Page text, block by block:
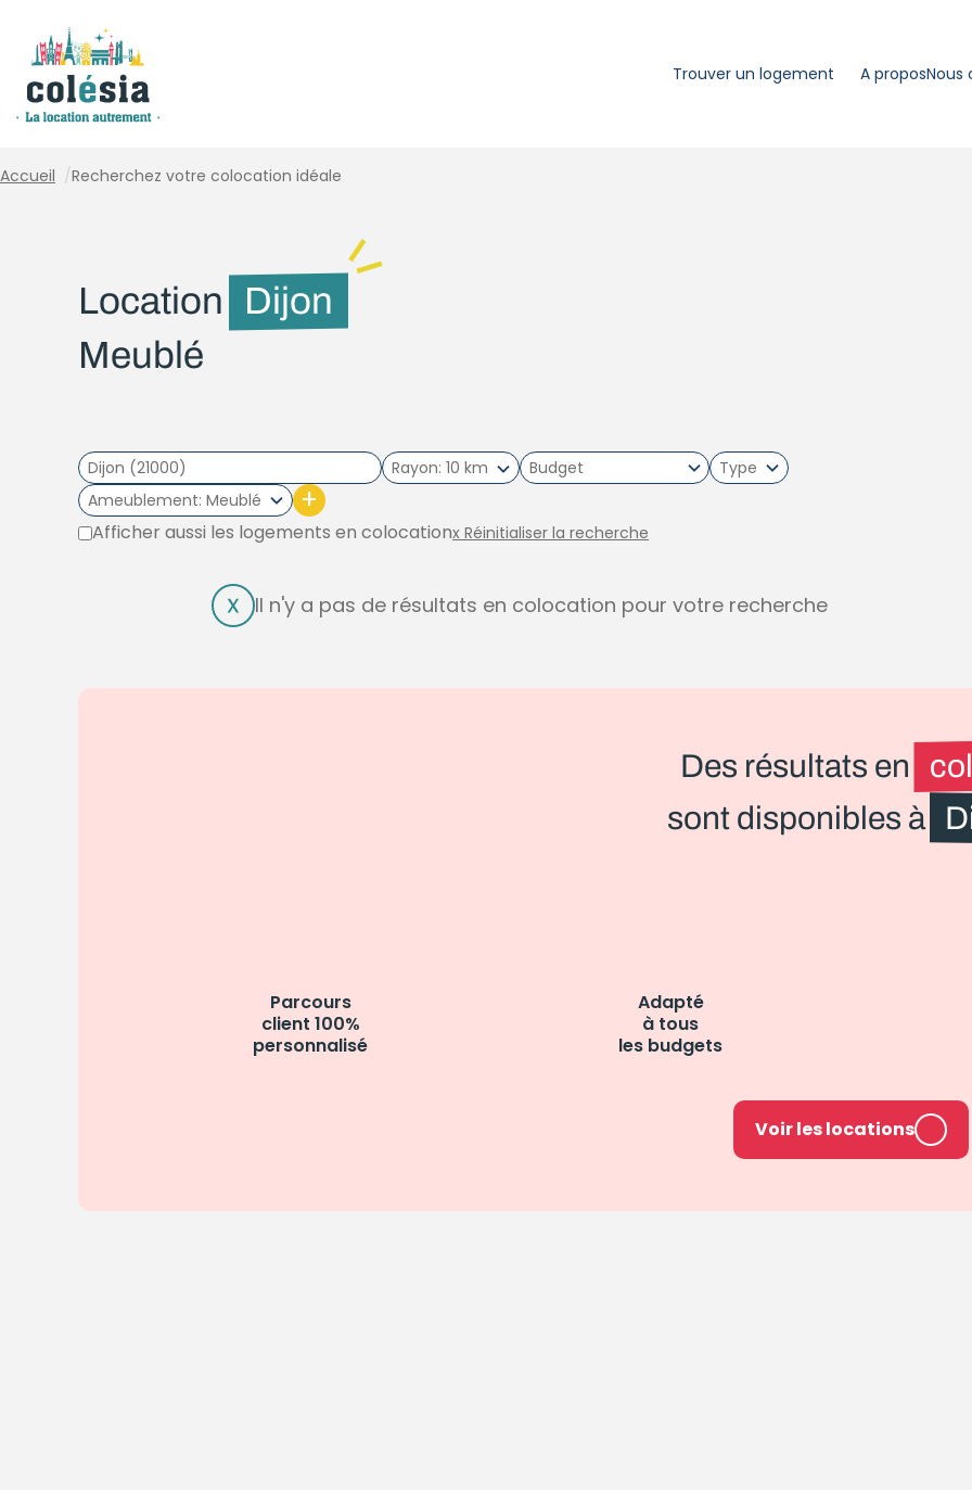
Trouver un logement A proposNous
Accueil /Recherchez votre colocation idéale
Location
Dijon
Meublé
Rayon 10 km
Type
Ameublement Meublé +
Afficher aussi les logements en colocationx Réinitialiser la recherche
Il n'y a pas de résultats en colocation pour votre recherche
Des résultats en
sont disponibles à
Parcours
client 100%
personnalisé
Adapté
à tous
les budgets
Voir les locations